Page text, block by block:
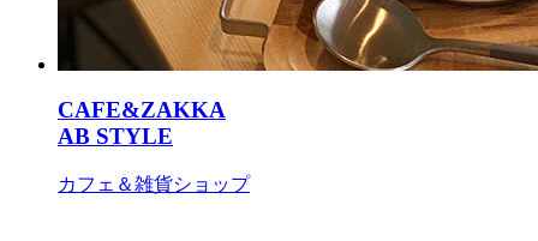
CAFE&ZAKKA
AB STYLE
カフェ＆雑貨ショップ